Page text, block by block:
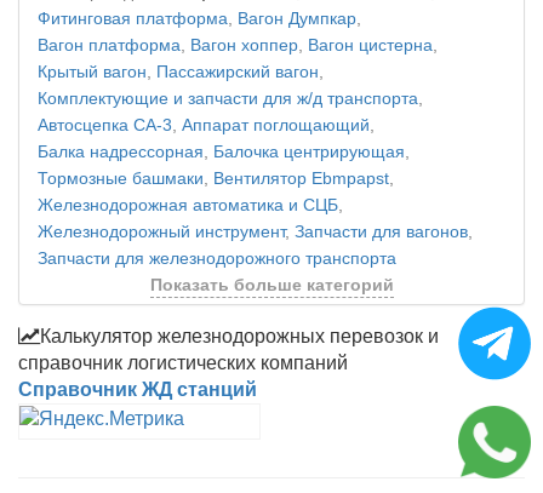
Фитинговая платформа, Вагон Думпкар,
Вагон платформа, Вагон хоппер, Вагон цистерна,
Крытый вагон, Пассажирский вагон,
Комплектующие и запчасти для ж/д транспорта,
Автосцепка СА-3, Аппарат поглощающий,
Балка надрессорная, Балочка центрирующая,
Тормозные башмаки, Вентилятор Ebmpapst,
Железнодорожная автоматика и СЦБ,
Железнодорожный инструмент, Запчасти для вагонов,
Запчасти для железнодорожного транспорта
Показать больше категорий
Калькулятор железнодорожных перевозок и
справочник логистических компаний
Справочник ЖД станций